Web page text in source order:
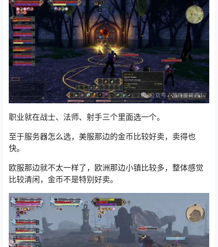
职业就在战士、法师、射手三个里面选一个。
至于服务器怎么选，美服那边的金币比较好卖，卖得也
快。
欧服那边就不太一样了，欧洲那边小镇比较多，整体感觉
比较清闲，金币不是特别好卖。